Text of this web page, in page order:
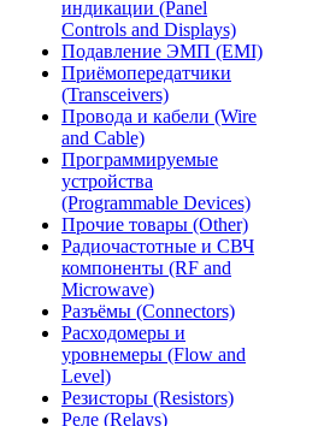
индикации (Panel
Controls and Displays)
Подавление ЭМП (EMI)
Приёмопередатчики
(Transceivers)
Провода и кабели (Wire
and Cable)
Программируемые
устройства
(Programmable Devices)
Прочие товары (Other)
Радиочастотные и СВЧ
компоненты (RF and
Microwave)
Разъёмы (Connectors)
Расходомеры и
уровнемеры (Flow and
Level)
Резисторы (Resistors)
Реле (Relays)